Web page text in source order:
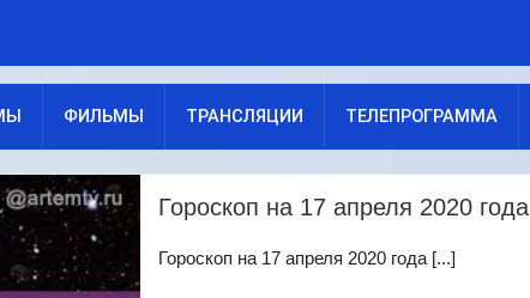
ФИЛЬМЫ ТРАНСЛЯЦИИ ТЕЛЕПРОГРАММА
Гороскоп на 17 апреля 2020 года
Гороскоп на 17 апреля 2020 года [...]